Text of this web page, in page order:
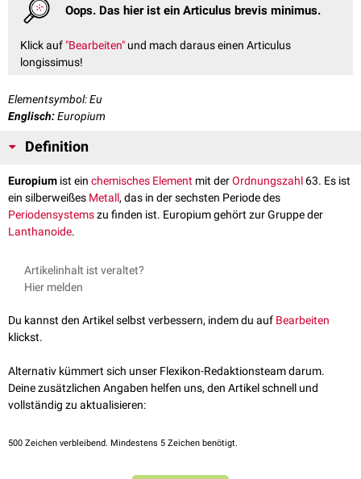
Oops. Das hier ist ein Articulus brevis minimus.
Klick auf "Bearbeiten" und mach daraus einen Articulus
longissimus!
Elementsymbol: Eu
Englisch:Europium
Definition
Europium ist ein chemisches Element mit derOrdnungszahl 63. Es ist
ein silberweißes Metall, das in der sechsten Periode des
Periodensystemszu finden ist. Europium gehört zur Gruppe der
Lanthanoide.
Artikelinhalt ist veraltet?
Hier melden
Du kannst den Artikel selbst verbessern, indem du auf Bearbeiten
klickst.
Alternativ kümmert sich unser Flexikon-Redaktionsteam darum.
Deine zusätzlichen Angaben helfen uns, den Artikel schnell und
vollständig zu aktualisieren:
500 Zeichen verbleibend. Mindestens 5 Zeichen benötigt.